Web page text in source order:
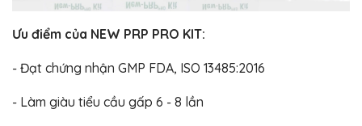
Ưu điểm của NEW PRP PRO KIT:
- Đạt chứng nhận GMP FDA, ISO 13485:2016
- Làm giàu tiểu cầu gấp 6 - 8 lần